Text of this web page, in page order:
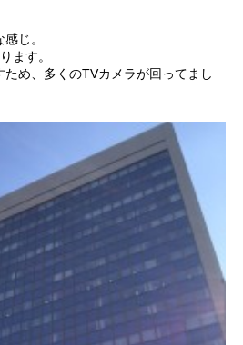
じ。
ます。
め、多くのTVカメラが回ってまし